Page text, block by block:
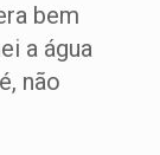
bem
a água
não